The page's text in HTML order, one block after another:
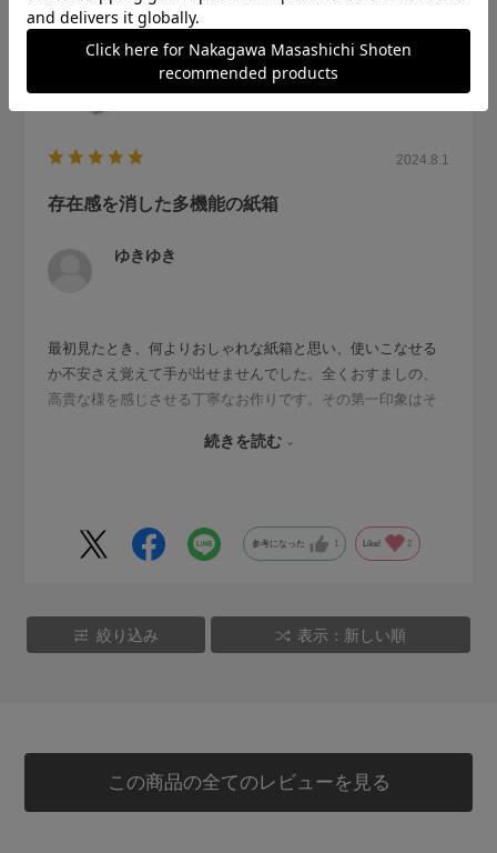
2024.8.1
存在感を消した多機能の紙箱
ゆきゆき
最初見たとき、何よりおしゃれな紙箱と思い、使いこなせる
か不安さえ覚えて手が出せませんでした。全くおすましの、
高貴な様を感じさせる丁寧なお作りです。その第一印象はそ
マる上蓋が真ん中で二つに分かれていて、縦長の半分サイズ
続きを読む
参考になった Like! 2
絞り込み 表示：新しい順
この商品の全てのレビューを見る